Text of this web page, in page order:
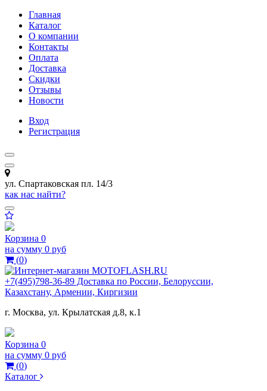
Главная
Каталог
О компании
Контакты
Оплата
Доставка
Скидки
Отзывы
Новости
Вход
Регистрация
ул. Спартаковская пл. 14/3
как нас найти?
Корзина 0
на сумму 0 руб
(0)
+7(495)798-36-89 Доставка по России, Белоруссии,
Казахстану, Армении, Киргизии
г. Москва, ул. Крылатская д.8, к.1
Корзина 0
на сумму 0 руб
(0)
Каталог